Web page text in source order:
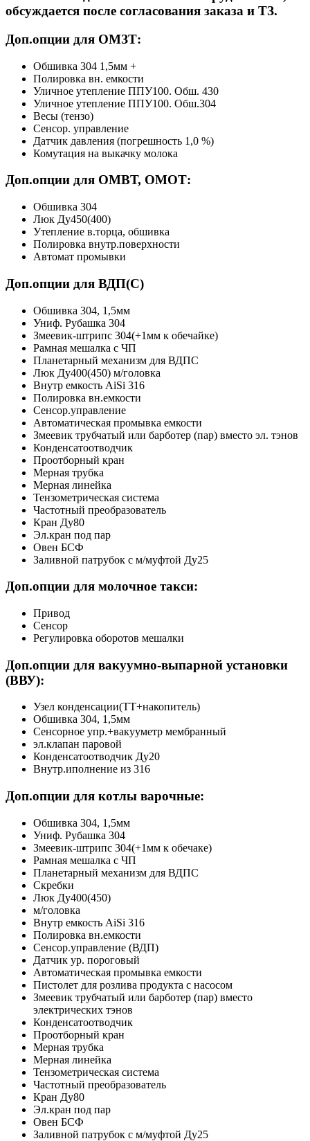
обсуждается после согласования заказа и ТЗ.
Доп.опции для ОМЗТ:
Обшивка 304 1,5мм +
Полировка вн. емкости
Уличное утепление ППУ100. Обш. 430
Уличное утепление ППУ100. Обш.304
Весы (тензо)
Сенсор. управление
Датчик давления (погрешность 1,0 %)
Комутация на выкачку молока
Доп.опции для ОМВТ, ОМОТ:
Обшивка 304
Люк Ду450(400)
Утепление в.торца, обшивка
Полировка внутр.поверхности
Автомат промывки
Доп.опции для ВДП(С)
Обшивка 304, 1,5мм
Униф. Рубашка 304
Змеевик-штрипс 304(+1мм к обечайке)
Рамная мешалка с ЧП
Планетарный механизм для ВДПС
Люк Ду400(450) м/головка
Внутр емкость AiSi 316
Полировка вн.емкости
Сенсор.управление
Автоматическая промывка емкости
Змеевик трубчатый или барботер (пар) вместо эл. тэнов
Конденсатоотводчик
Проотборный кран
Мерная трубка
Мерная линейка
Тензометрическая система
Частотный преобразователь
Кран Ду80
Эл.кран под пар
Овен БСФ
Заливной патрубок с м/муфтой Ду25
Доп.опции для молочное такси:
Привод
Сенсор
Регулировка оборотов мешалки
Доп.опции для вакуумно-выпарной установки
(ВВУ):
Узел конденсации(ТТ+накопитель)
Обшивка 304, 1,5мм
Сенсорное упр.+вакууметр мембранный
эл.клапан паровой
Конденсатоотводчик Ду20
Внутр.иполнение из 316
Доп.опции для котлы варочные:
Обшивка 304, 1,5мм
Униф. Рубашка 304
Змеевик-штрипс 304(+1мм к обечаке)
Рамная мешалка с ЧП
Планетарный механизм для ВДПС
Скребки
Люк Ду400(450)
м/головка
Внутр емкость AiSi 316
Полировка вн.емкости
Сенсор.управление (ВДП)
Датчик ур. пороговый
Автоматическая промывка емкости
Пистолет для розлива продукта с насосом
Змеевик трубчатый или барботер (пар) вместо
электрических тэнов
Конденсатоотводчик
Проотборный кран
Мерная трубка
Мерная линейка
Тензометрическая система
Частотный преобразователь
Кран Ду80
Эл.кран под пар
Овен БСФ
Заливной патрубок с м/муфтой Ду25